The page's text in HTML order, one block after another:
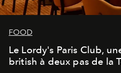
FOOD
Le Lordy's Paris Club,
british à deux pas de la